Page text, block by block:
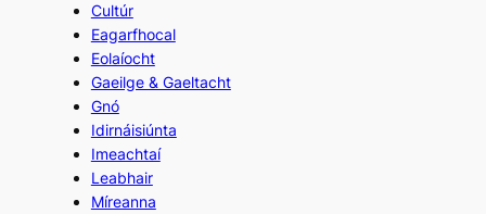
Cultúr
Eagarfhocal
Eolaíocht
Gaeilge & Gaeltacht
Gnó
Idirnáisiúnta
Imeachtaí
Leabhair
Míreanna